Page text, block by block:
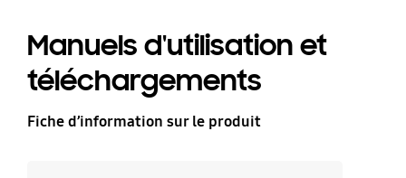
Manuels d'utilisation et
téléchargements
Fiche d’information sur le produit